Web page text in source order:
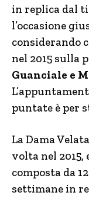
in replica dal
l’occasione
considerando
nel 2015 sulla
Guanciale e
puntate è per
La Dama
volta nel 2015,
composta da
settimane in